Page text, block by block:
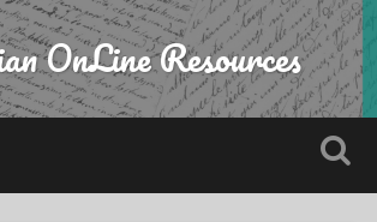
OnLine Resources